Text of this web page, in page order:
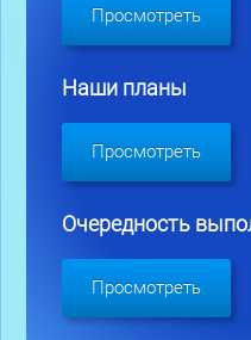
Просмотреть
Наши планы
Просмотреть
Очередность
Просмотреть